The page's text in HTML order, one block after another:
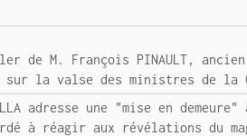
de M. François PINAULT,
sur la valse des ministres de la
adresse une "mise en
à réagir aux révélations du